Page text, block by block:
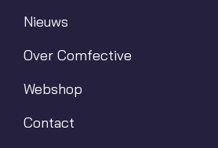
Nieuws
Over Comfective
Webshop
Contact